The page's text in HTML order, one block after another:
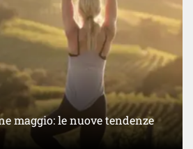
maggio: le nuove tendenze